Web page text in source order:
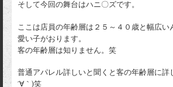
そして今回の舞台はハニ〇ズです。
ここは店員の年齢層は２５～４０歳と幅広い
愛い子がおります。
客の年齢層は知りません。笑
普通アパレル詳しいと聞くと客の年齢層に詳
´∀｀)笑